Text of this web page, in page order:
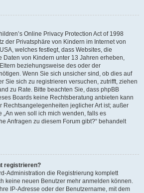
Online Privacy Protection Act of 1998
der Privatsphäre von Kindern im Internet von
welches festlegt, dass Websites, die
Daten von Kindern unter 13 Jahren erheben,
beziehungsweise des oder der
Wenn Sie sich unsicher sind, ob dies auf
Sie sich zu registrieren versuchen, zutrifft, ziehen
zu Rate. Bitte beachten Sie, dass phpBB
Boards keine Rechtsberatung anbieten kann
Rechtsangelegenheiten jeglicher Art ist; außer
„An wen soll ich mich wenden, falls es
Anfragen zu diesem Forum gibt?“ behandelt
registrieren?
Administration die Registrierung komplett
keine neuen Benutzer mehr anmelden können.
IP-Adresse oder der Benutzername, mit dem